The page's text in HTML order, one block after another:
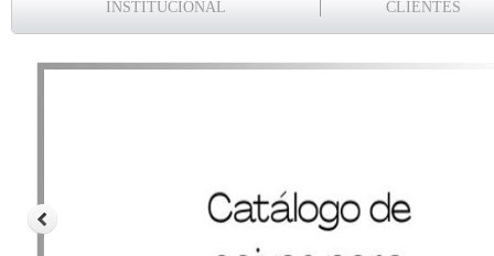
INSTITUCIONAL CLIENTES